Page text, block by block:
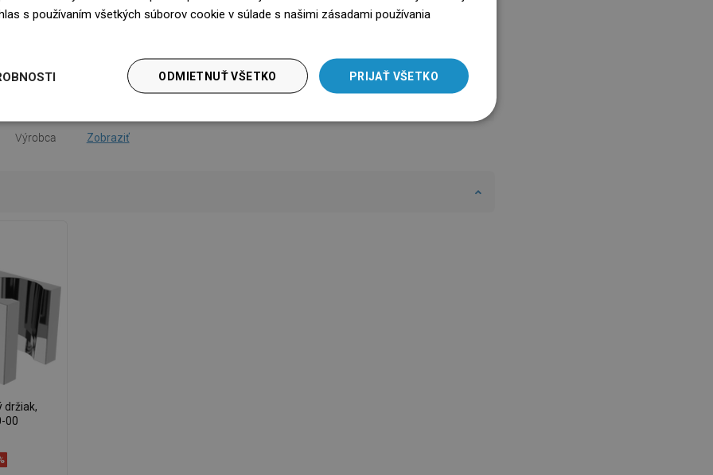
použitie
Stiahnutie
Výrobca Zobraziť
držiak,
00
LITHUANIAN
ROMANIAN
s používaním všetkých súborov cookie v súlade s našimi zásadami používania
PRIJAŤ VŠETKO
ODMIETNUŤ VŠETKO